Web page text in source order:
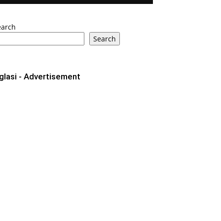
Search
- Advertisement